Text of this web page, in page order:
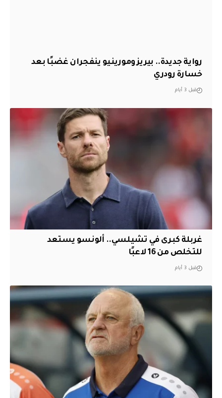
رواية جديدة.. بيريز ومورينيو ينفجران غضبًا بعد
خسارة رودري
قبل 3 أيام
غربلة كبرى في تشيلسي.. ألونسو يستعد
للتخلص من 16 لاعبًا
قبل 3 أيام